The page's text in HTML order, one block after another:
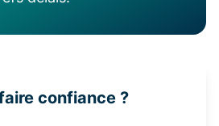
confiance ?